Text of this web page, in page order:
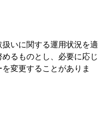
いに関する運用状況を適
るものとし、必要に応じ
変更することがありま